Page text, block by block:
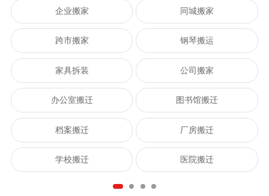
企业搬家 同城搬家
跨市搬家 钢琴搬运
家具拆装 公司搬家
办公室搬迁 图书馆搬迁
档案搬迁 厂房搬迁
学校搬迁 医院搬迁